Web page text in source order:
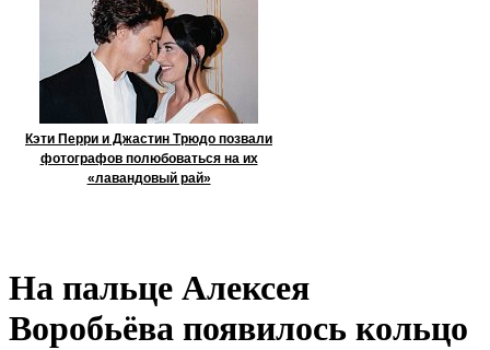
Кэти Перри и Джастин Трюдо позвали
фотографов полюбоваться на их
«лавандовый рай»
На пальце Алексея
Воробьёва появилось кольцо